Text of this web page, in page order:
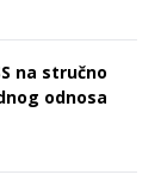
na stručno
odnosa